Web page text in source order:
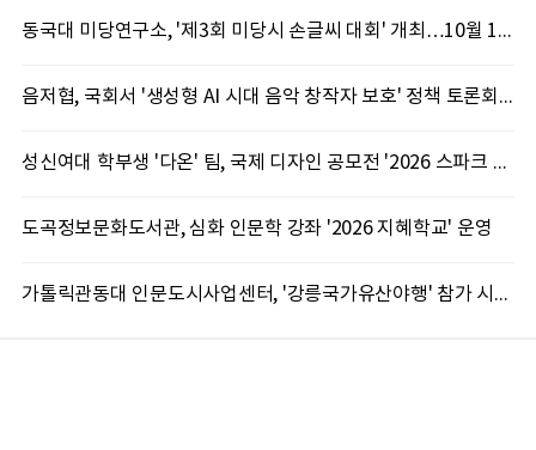
동국대 미당연구소, '제3회 미당시 손글씨 대회' 개최…10월 12일까지 접수
음저협, 국회서 '생성형 AI 시대 음악 창작자 보호' 정책 토론회 10일 개최
성신여대 학부생 '다온' 팀, 국제 디자인 공모전 '2026 스파크 어워드' 동상 수상
도곡정보문화도서관, 심화 인문학 강좌 '2026 지혜학교' 운영
가톨릭관동대 인문도시사업센터, '강릉국가유산야행' 참가 시민 15명 모집